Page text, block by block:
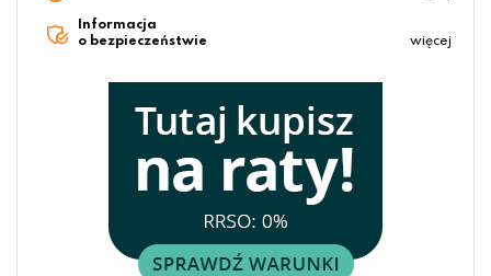
Informacja
o bezpieczeństwie
więcej